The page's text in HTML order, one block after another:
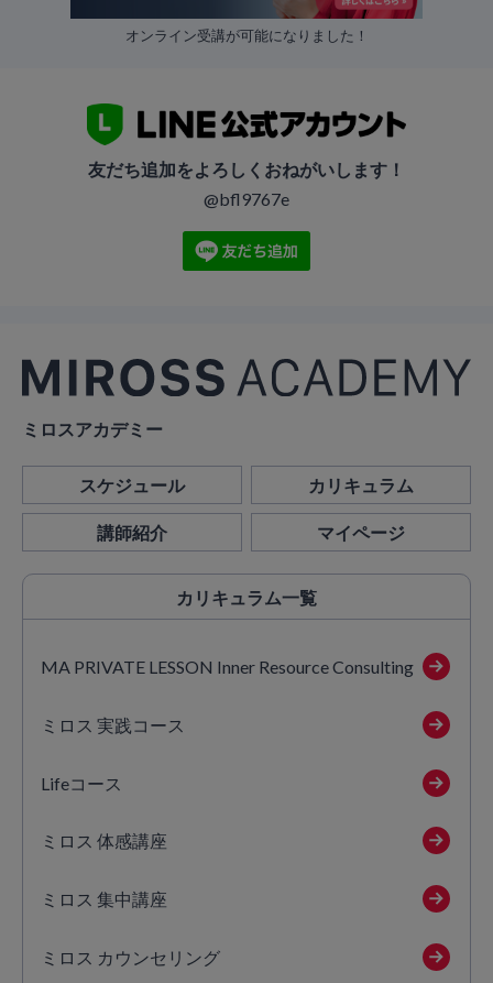
オンライン受講が可能になりました！
友だち追加をよろしくおねがいします！
@bfl9767e
ミロスアカデミー
スケジュール カリキュラム
講師紹介 マイページ
カリキュラム一覧
MA PRIVATE LESSON Inner Resource Consulting
ミロス 実践コース
Lifeコース
ミロス 体感講座
ミロス 集中講座
ミロス カウンセリング